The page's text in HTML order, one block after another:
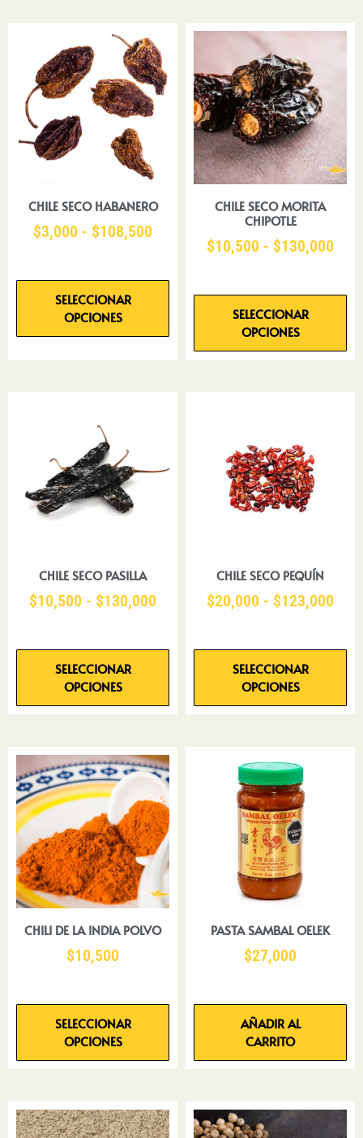
CHILE SECO HABANERO
$3,000 - $108,500
SELECCIONAR
OPCIONES
CHILE SECO MORITA
CHIPOTLE
$10,500 - $130,000
SELECCIONAR
OPCIONES
CHILE SECO PASILLA
$10,500 - $130,000
SELECCIONAR
OPCIONES
CHILE SECO PEQUÍN
$20,000 - $123,000
SELECCIONAR
OPCIONES
CHILI DE LA INDIA POLVO
$10,500
SELECCIONAR
OPCIONES
PASTA SAMBAL OELEK
$27,000
AÑADIR AL
CARRITO